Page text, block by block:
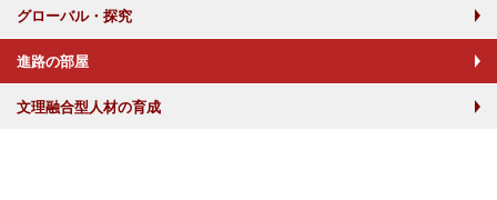
グローバル・探究
進路の部屋
文理融合型人材の育成